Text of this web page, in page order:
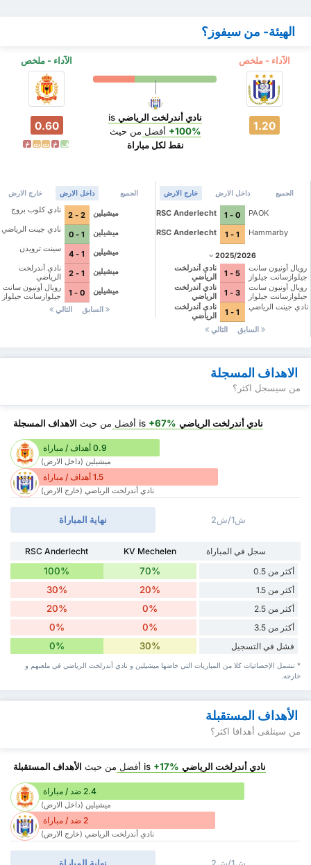
الهيئة- من سيفوز؟
الآداء - ملخص الآداء - ملخص
0.60
ف خ ت ت خ
نادي أندرلخت الرياضيis
+100% أفضل من حيث
نقط لكل مباراة
1.20
الجميع داخل الارض خارج الارض
نادي كلوب بروج
2 - 2
ميشيلين
نادي جينت الرياضي
1 - 0
ميشيلين
سينت ترويدن
1 - 4
ميشيلين
نادي أندرلخت
الرياضي
1 - 2
ميشيلين
رويال أونيون سانت
جيلوازسانت جيلواز
0 - 1
ميشيلين
السابق
التالي
الجميع داخل الارض خارج الارض
RSC Anderlecht 0 - 1
PAOK
RSC Anderlecht
1 - 1 Hammarby
2025/2026
نادي أندرلخت
الرياضي
5 - 1
رويال أونيون سانت
جيلوازسانت جيلواز
نادي أندرلخت
الرياضي
3 - 1
رويال أونيون سانت
جيلوازسانت جيلواز
نادي أندرلخت
الرياضي
1 - 1
نادي جينت الرياضي
السابق التالي
الاهداف المسجلة
من سيسجل اكثر؟
نادي أندرلخت الرياضي +67% أفضل من حيث الاهداف المسجلة
0.9 أهداف / مباراة
ميشيلين (داخل الارض)
1.5 أهداف / مباراة
نادي أندرلخت الرياضي (خارج الارض)
نهاية المباراة ش1/ش2
سجل في المباراة KV Mechelen
RSC Anderlecht
أكثر من 0.5
70%
100%
أكثر من 1.5 20%
30%
أكثر من 2.5 0%
20%
أكثر من 3.5 0%
0%
فشل في التسجيل 30%
0%
* تشمل الإحصائيات كلا من المباريات التي خاضها ميشيلين و نادي أندرلخت الرياضي في ملعبهم و
خارجه.
الأهداف المستقبلة
من سيتلقى أهدافا اكثر؟
نادي أندرلخت الرياضي +17% أفضل من حيث الأهداف المستقبلة
2.4 ضد / مباراة
ميشيلين (داخل الارض)
2 ضد / مباراة
نادي أندرلخت الرياضي (خارج الارض)